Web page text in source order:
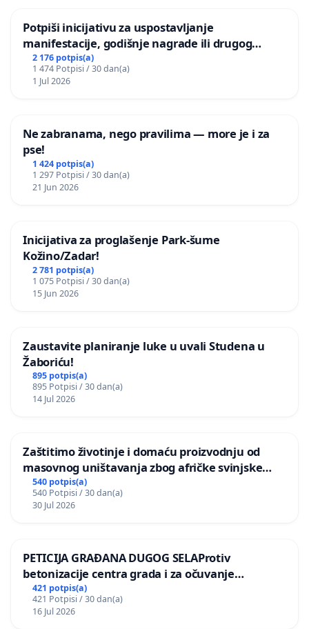
Potpiši inicijativu za uspostavljanje
manifestacije, godišnje nagrade ili drugog
javnog događaja „Edin Avdić“ u Sarajevu
2 176 potpis(a)
1 474 Potpisi / 30 dan(a)
1 Jul 2026
Ne zabranama, nego pravilima — more je i za
pse!
1 424 potpis(a)
1 297 Potpisi / 30 dan(a)
21 Jun 2026
Inicijativa za proglašenje Park-šume
Kožino/Zadar!
2 781 potpis(a)
1 075 Potpisi / 30 dan(a)
15 Jun 2026
Zaustavite planiranje luke u uvali Studena u
Žaboriću!
895 potpis(a)
895 Potpisi / 30 dan(a)
14 Jul 2026
Zaštitimo životinje i domaću proizvodnju od
masovnog uništavanja zbog afričke svinjske
kuge
540 potpis(a)
540 Potpisi / 30 dan(a)
30 Jul 2026
PETICIJA GRAĐANA DUGOG SELAProtiv
betonizacije centra grada i za očuvanje
postojećih zelenih površina i odraslih stabala pri
donošenju izmjena urbanističkog plana
421 potpis(a)
421 Potpisi / 30 dan(a)
16 Jul 2026